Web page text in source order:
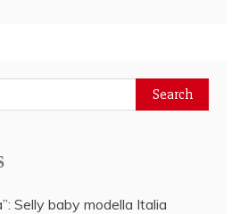
Selly baby modella Italia